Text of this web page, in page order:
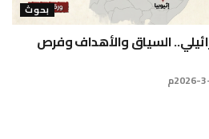
بحوث
السياق والأهداف وفرص